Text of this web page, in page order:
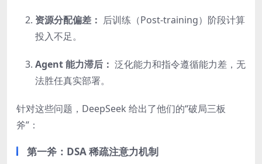
资源分配偏差： 后训练（Post-training）阶段计算
投入不足。
Agent 能力滞后： 泛化能力和指令遵循能力差，无
法胜任真实部署。
针对这些问题，DeepSeek 给出了他们的“破局三板
斧”：
第一斧：DSA 稀疏注意力机制